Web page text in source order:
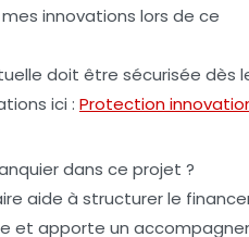
innovations lors de ce
doit être sécurisée dès
ici : Protection
dans ce projet ?
aide à structurer le
et apporte un